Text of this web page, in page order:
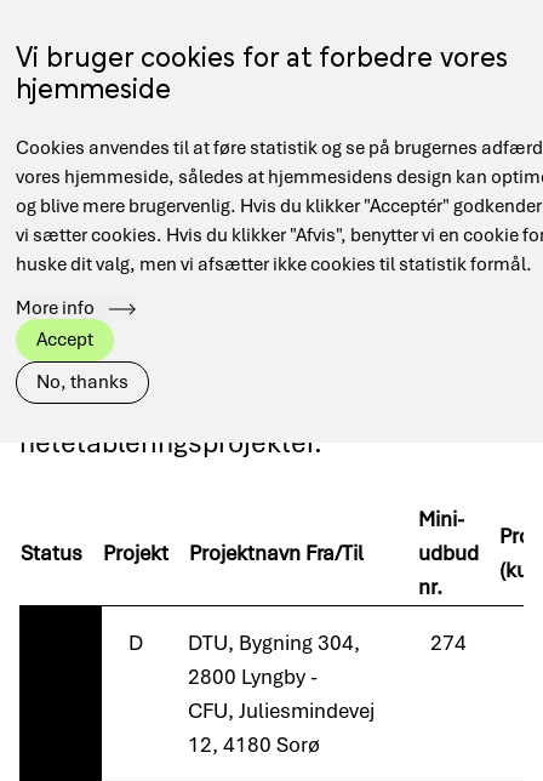
Vi bruger cookies for at forbedre vores
hjemmeside
Cookies anvendes til at føre statistik og se på brugernes
vores hjemmeside, således at hjemmesidens design kan
og blive mere brugervenlig. Hvis du klikker "Acceptér"
vi sætter cookies. Hvis du klikker "Afvis", benytter vi en cookie
huske dit valg, men vi afsætter ikke cookies til statistik formål.
More info
Accept
No, thanks
hovedindhold
EN
Main
navigation
Brødkrumme
Hjem Forskningsnettet Samarbejde og projekter
Netetableringsprojekter
Her kan du se status for
netetableringsprojekter.
Status Projekt Projektnavn Fra/Til
Mini-
udbud
nr.
D
DTU, Bygning 304,
2800 Lyngby -
CFU, Juliesmindevej
12, 4180 Sorø
274